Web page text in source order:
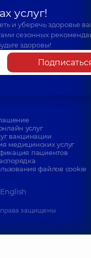
услуг!
и уберечь здоровье
сезонных
здоровы!
услуг
вакцинации
медицинских услуг
пациентов
файлов cookie
English
права защищены